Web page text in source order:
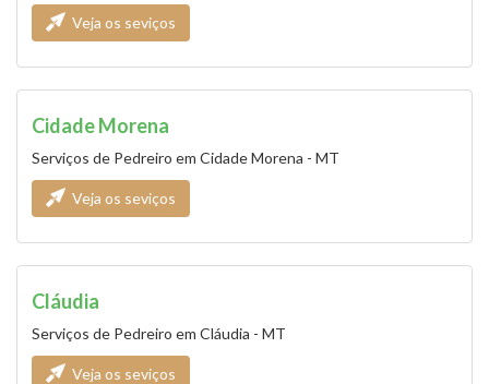
Veja os seviços
Cidade Morena
Serviços de Pedreiro em Cidade Morena - MT
Veja os seviços
Cláudia
Serviços de Pedreiro em Cláudia - MT
Veja os seviços